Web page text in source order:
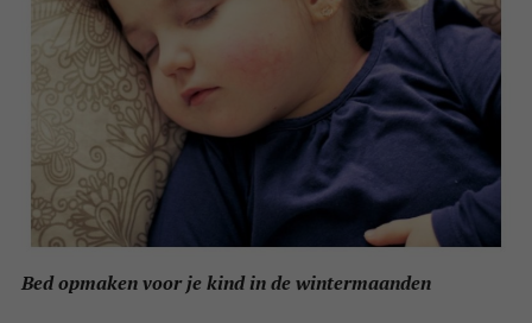
Bed opmaken voor je kind in de wintermaanden